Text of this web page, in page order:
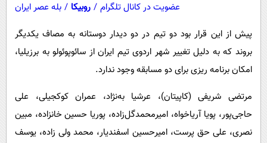
عضویت در کانال تلگرام / روبیکا / بله عصر ایران
پیش از این قرار بود دو تیم در دو دیدار دوستانه به مصاف یکدیگر
بروند که به دلیل تغییر شهر اردوی تیم ایران از سائوپوئولو به برزیلیا،
امکان برنامه ریزی برای دو مسابقه وجود ندارد.
مرتضی شریفی (کاپیتان)، عرشیا به‌نژاد، عمران کوکجیلی، علی
حاجی‌پور، پویا آریاخواه، امیرمحمدگل‌زاده، پوریا حسین خانزاده، مبین
نصری، علی حق پرست، امیرحسین اسفندیار، محمد ولی زاده، یوسف